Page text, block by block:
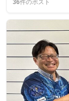
36件のポスト